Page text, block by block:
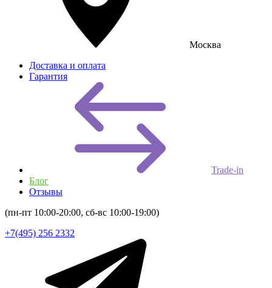
Москва
Доставка и оплата
Гарантия
Trade-in
Блог
Отзывы
(пн-пт 10:00-20:00, сб-вс 10:00-19:00)
+7(495) 256 2332